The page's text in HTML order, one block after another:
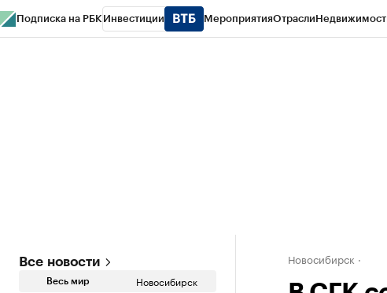
Подписка на РБК Инвестиции МероприятияОтрасли
Все новости
Весь мир Новосибирск
Новосибирск